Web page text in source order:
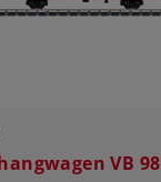
VB 98